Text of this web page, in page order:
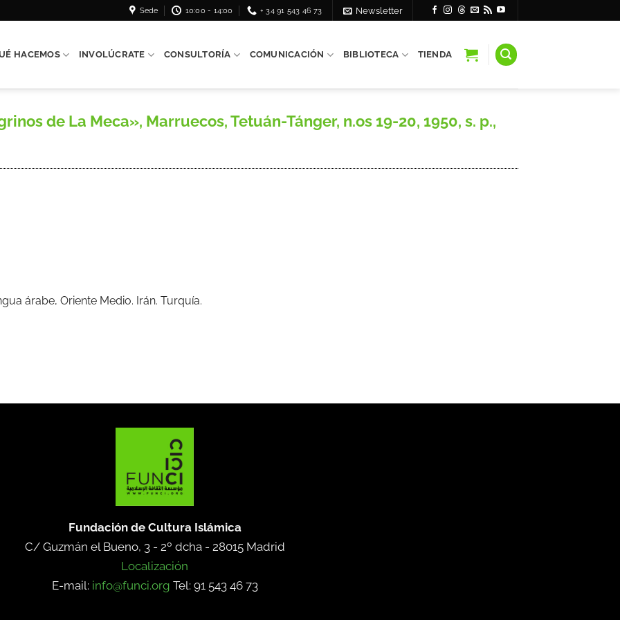
Sede 10:00 - 14:00 + 34 91 543 46 73 Newsletter
HACEMOS INVOLÚCRATE CONSULTORÍA COMUNICACIÓN BIBLIOTECA TIENDA
de La Meca», Marruecos, Tetuán-Tánger, n.os 19-20, 1950, s. p.,
árabe, Oriente Medio. Irán. Turquía.
Fundación de Cultura Islámica
C/ Guzmán el Bueno, 3 - 2º dcha - 28015 Madrid
Localización
E-mail: info@funci.org Tel: 91 543 46 73